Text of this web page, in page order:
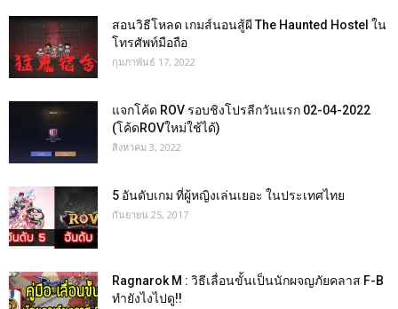
สอนวิธีโหลด เกมส์นอนสู้ผี The Haunted Hostel ใน
โทรศัพท์มือถือ
กุมภาพันธ์ 17, 2022
แจกโค้ด ROV รอบชิงโปรลีกวันแรก 02-04-2022
(โค้ดROVใหม่ใช้ได้)
สิงหาคม 3, 2022
5 อันดับเกม ที่ผู้หญิงเล่นเยอะ ในประเทศไทย
กันยายน 25, 2017
Ragnarok M : วิธีเลื่อนขั้นเป็นนักผจญภัยคลาส F-B
ทำยังไงไปดู!!